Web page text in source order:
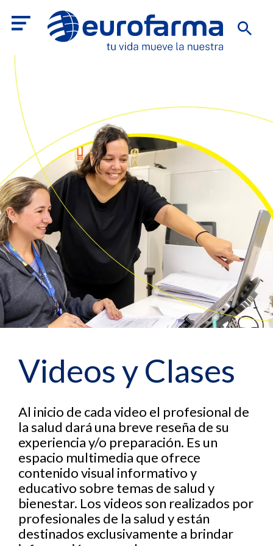
Videos y Clases
Al inicio de cada video el profesional de
la salud dará una breve reseña de su
experiencia y/o preparación. Es un
espacio multimedia que ofrece
contenido visual informativo y
educativo sobre temas de salud y
bienestar. Los videos son realizados por
profesionales de la salud y están
destinados exclusivamente a brindar